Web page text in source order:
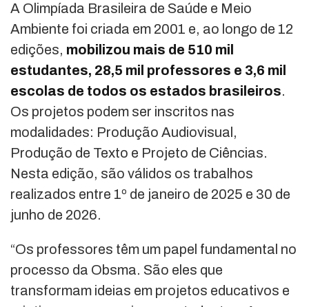
A Olimpíada Brasileira de Saúde e Meio
Ambiente foi criada em 2001 e, ao longo de 12
edições, mobilizou mais de 510 mil
estudantes, 28,5 mil professores e 3,6 mil
escolas de todos os estados brasileiros.
Os projetos podem ser inscritos nas
modalidades: Produção Audiovisual,
Produção de Texto e Projeto de Ciências.
Nesta edição, são válidos os trabalhos
realizados entre 1º de janeiro de 2025 e 30 de
junho de 2026.
“Os professores têm um papel fundamental no
processo da Obsma. São eles que
transformam ideias em projetos educativos e